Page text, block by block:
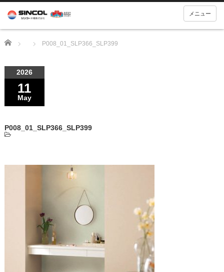
メニュー
Home P008_01_SLP366_SLP399
2026
11
May
P008_01_SLP366_SLP399